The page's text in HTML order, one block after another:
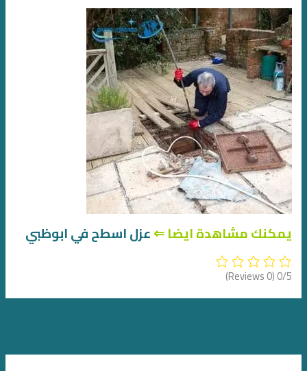
يمكنك مشاهدة ايضا⇐عزل اسطح في ابوظبي
0/5
(0 Reviews)